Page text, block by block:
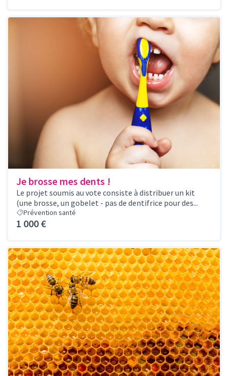
Je brosse mes dents !
Le projet soumis au vote consiste à distribuer un kit
(une brosse, un gobelet - pas de dentifrice pour des...
Prévention santé
1 000 €